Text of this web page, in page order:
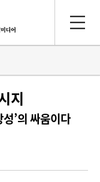
지
’의 싸움이다